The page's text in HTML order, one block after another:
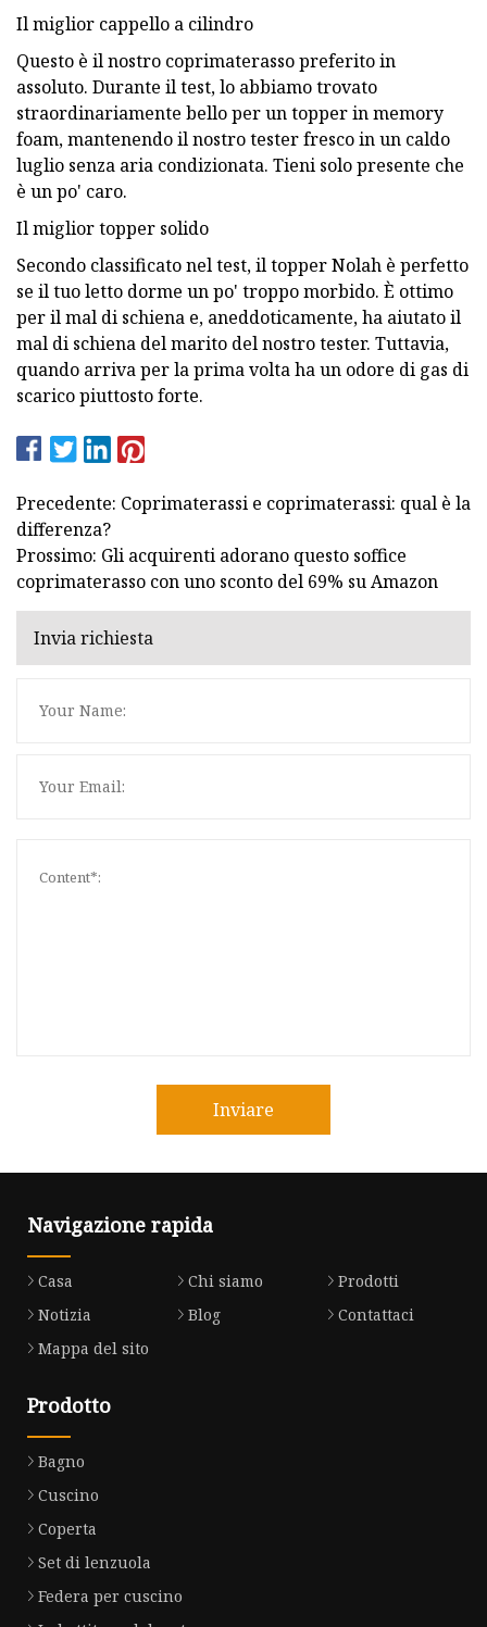
Il miglior cappello a cilindro
Questo è il nostro coprimaterasso preferito in
assoluto. Durante il test, lo abbiamo trovato
straordinariamente bello per un topper in memory
foam, mantenendo il nostro tester fresco in un caldo
luglio senza aria condizionata. Tieni solo presente che
è un po' caro.
Il miglior topper solido
Secondo classificato nel test, il topper Nolah è perfetto
se il tuo letto dorme un po' troppo morbido. È ottimo
per il mal di schiena e, aneddoticamente, ha aiutato il
mal di schiena del marito del nostro tester. Tuttavia,
quando arriva per la prima volta ha un odore di gas di
scarico piuttosto forte.
Precedente: Coprimaterassi e coprimaterassi: qual è la
differenza?
Prossimo: Gli acquirenti adorano questo soffice
coprimaterasso con uno sconto del 69% su Amazon
Invia richiesta
Inviare
Navigazione rapida
Casa Chi siamo
Prodotti
Notizia
Blog
Contattaci
Mappa del sito
Prodotto
Bagno
Cuscino
Coperta
Set di lenzuola
Federa per cuscino